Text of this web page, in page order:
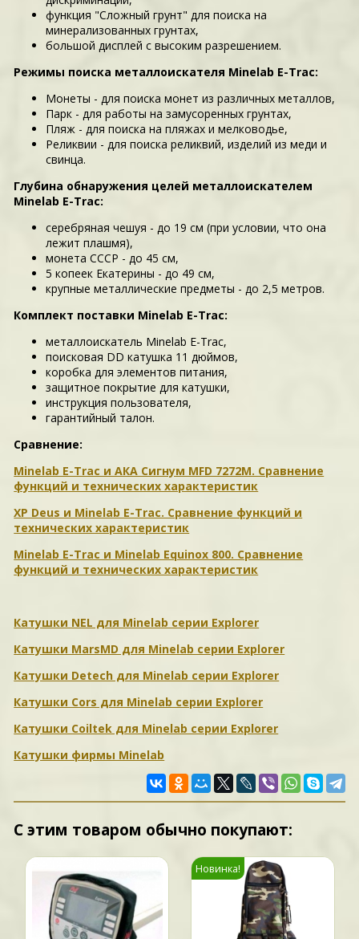
функция "Сложный грунт" для поиска на
минерализованных грунтах,
большой дисплей с высоким разрешением.
Режимы поиска металлоискателя Minelab E-Trac:
Монеты - для поиска монет из различных металлов,
Парк - для работы на замусоренных грунтах,
Пляж - для поиска на пляжах и мелководье,
Реликвии - для поиска реликвий, изделий из меди и
свинца.
Глубина обнаружения целей металлоискателем
Minelab E-Trac:
серебряная чешуя - до 19 см (при условии, что она
лежит плашмя),
монета СССР - до 45 см,
5 копеек Екатерины - до 49 см,
крупные металлические предметы - до 2,5 метров.
Комплект поставки Minelab E-Trac:
металлоискатель Minelab E-Trac,
поисковая DD катушка 11 дюймов,
коробка для элементов питания,
защитное покрытие для катушки,
инструкция пользователя,
гарантийный талон.
Сравнение:
Minelab E-Trac и АКА Сигнум MFD 7272M. Сравнение
функций и технических характеристик
XP Deus и Minelab E-Trac. Сравнение функций и
технических характеристик
Minelab E-Trac и Minelab Equinox 800. Сравнение
функций и технических характеристик
Катушки NEL для Minelab серии Explorer
Катушки MarsMD для Minelab серии Explorer
Катушки Detech для Minelab серии Explorer
Катушки Cors для Minelab серии Explorer
Катушки Coiltek для Minelab серии Explorer
Катушки фирмы Minelab
С этим товаром обычно покупают:
Новинка!